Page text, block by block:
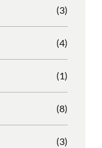
(3)
(4)
(1)
(8)
(3)